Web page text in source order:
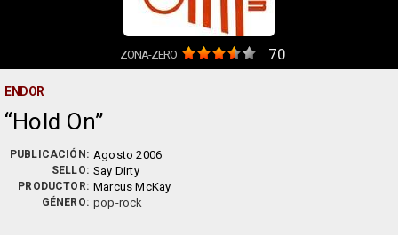
ZONA-ZERO 70
ENDOR
Hold On
PUBLICACIÓN: Agosto 2006
SELLO: Say Dirty
PRODUCTOR: Marcus McKay
GÉNERO: pop-rock